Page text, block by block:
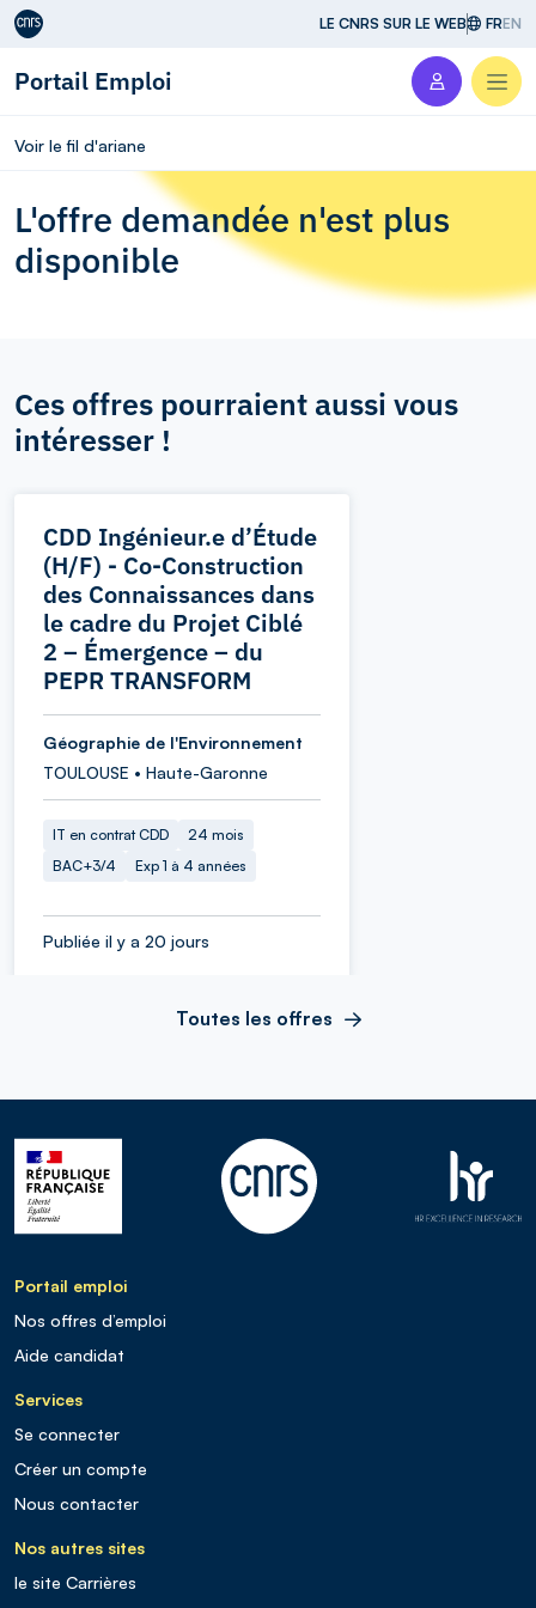
Aller au contenu LE CNRS SUR LE WEB FREN
Portail Emploi
Voir le fil d'ariane
L'offre demandée n'est plus
disponible
Ces offres pourraient aussi vous
intéresser !
CDD Ingénieur.e d’Étude
(H/F) - Co-Construction
des Connaissances dans
le cadre du Projet Ciblé
2 – Émergence – du
PEPR TRANSFORM
Géographie de l'Environnement
TOULOUSE • Haute-Garonne
IT en contrat CDD
24 mois
BAC+3/4
Exp 1 à 4 années
Publiée il y a 20 jours
Toutes les offres
Portail emploi
Nos offres d’emploi
Aide candidat
Services
Se connecter
Créer un compte
Nous contacter
Nos autres sites
le site Carrières